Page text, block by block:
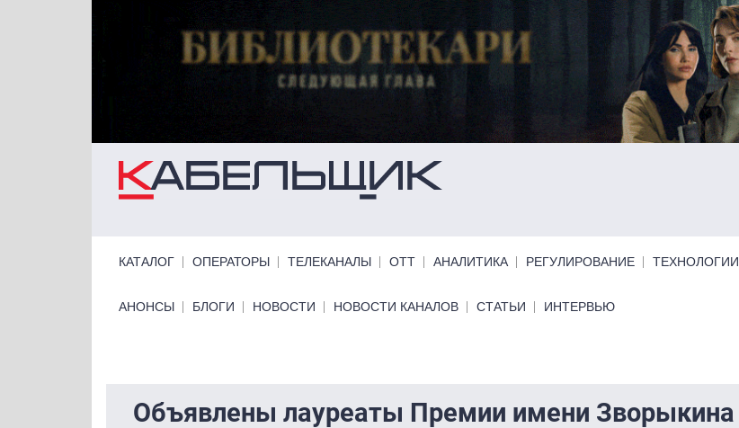
КАТАЛОГ ОПЕРАТОРЫ ТЕЛЕКАНАЛЫ ОТТ АНАЛИТИКА РЕГУЛИРОВАНИЕ ТЕХНОЛОГИИ
Primary links bottom
АНОНСЫ БЛОГИ НОВОСТИ НОВОСТИ КАНАЛОВ СТАТЬИ ИНТЕРВЬЮ
Объявлены лауреаты Премии имени Зворыкина